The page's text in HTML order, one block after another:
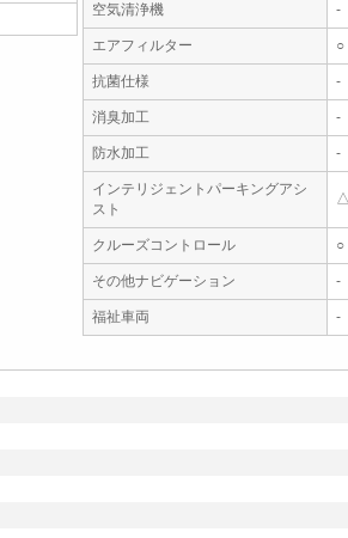
空気清浄機 -
エアフィルター ○
抗菌仕様 -
消臭加工 -
防水加工 -
インテリジェントパーキングアシ
スト
クルーズコントロール ○
その他ナビゲーション -
福祉車両
-